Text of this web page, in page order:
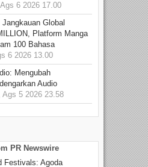
6 2026 17.00
Global
Platform Manga
100 Bahasa
6 2026 13.00
Mengubah
Audio
Ags 5 2026 23.58
PR Newswire
Festivals: Agoda